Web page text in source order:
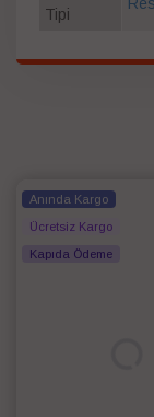
Tipi
Anında Kargo
Ücretsiz Kargo
Kapıda Ödeme